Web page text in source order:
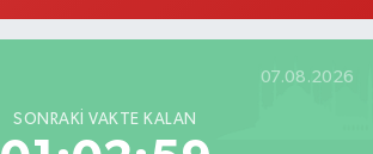
07.08.2026
SONRAKI VAKTE KALAN